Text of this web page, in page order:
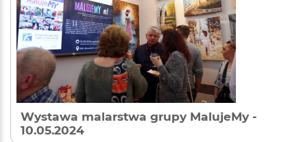
Wystawa malarstwa grupy MalujeMy -
10.05.2024